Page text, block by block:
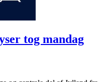
tog mandag